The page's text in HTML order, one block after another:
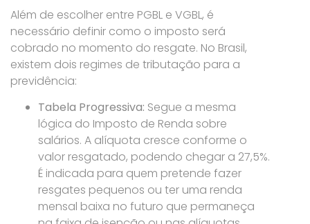
Além de escolher entre PGBL e VGBL, é
necessário definir como o imposto será
cobrado no momento do resgate. No Brasil,
existem dois regimes de tributação para a
previdência:
Tabela Progressiva: Segue a mesma
lógica do Imposto de Renda sobre
salários. A alíquota cresce conforme o
valor resgatado, podendo chegar a 27,5%.
É indicada para quem pretende fazer
resgates pequenos ou ter uma renda
mensal baixa no futuro que permaneça